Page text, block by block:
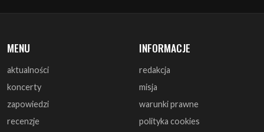
MENU
aktualności
koncerty
zapowiedzi
recenzje
INFORMACJE
redakcja
misja
warunki prawne
polityka cookies